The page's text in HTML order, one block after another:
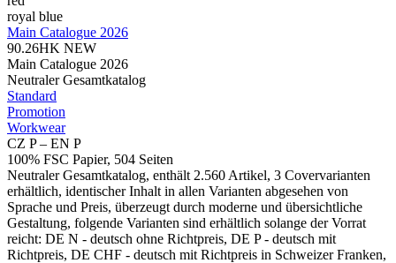
royal blue
Main Catalogue 2026
90.26HK NEW
Main Catalogue 2026
Neutraler Gesamtkatalog
Standard
Promotion
Workwear
CZ P – EN P
100% FSC Papier, 504 Seiten
Neutraler Gesamtkatalog, enthält 2.560 Artikel, 3 Covervarianten
erhältlich, identischer Inhalt in allen Varianten abgesehen von
Sprache und Preis, überzeugt durch moderne und übersichtliche
Gestaltung, folgende Varianten sind erhältlich solange der Vorrat
reicht: DE N - deutsch ohne Richtpreis, DE P - deutsch mit
Richtpreis, DE CHF - deutsch mit Richtpreis in Schweizer Franken,